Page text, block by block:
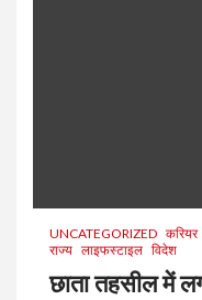
UNCATEGORIZED करियर
राज्य लाइफस्टाइल विदेश
छाता तहसील में